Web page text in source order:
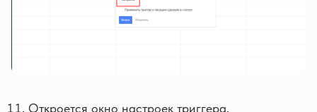
Откроется окно настроек триггера.